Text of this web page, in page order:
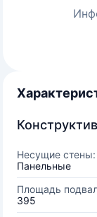
Несущие стены:
Панельные
Площадь
395